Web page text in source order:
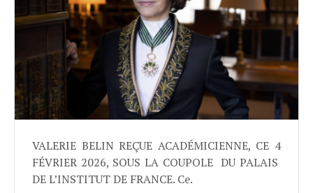
VALERIE BELIN REÇUE ACADÉMICIENNE, CE 4
FÉVRIER 2026, SOUS LA COUPOLE DU PALAIS
DE L’INSTITUT DE FRANCE. Ce.